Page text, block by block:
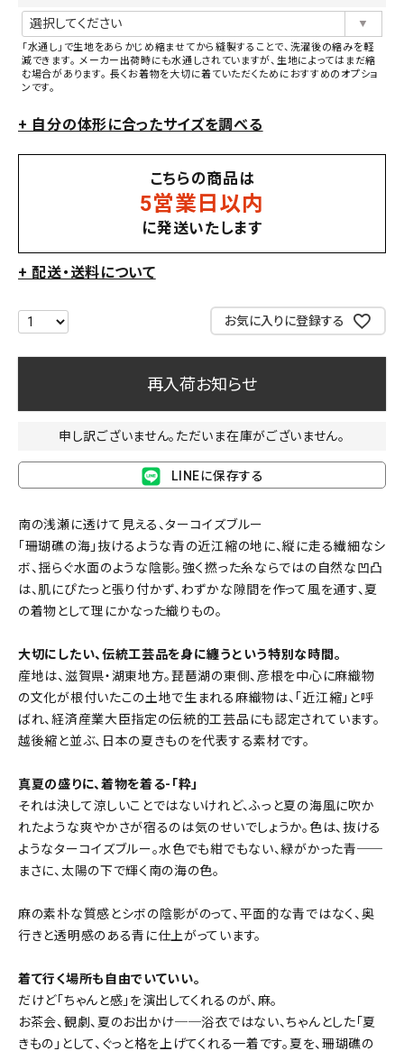
須)
「水通し」で生地をあらかじめ縮ませてから縫製することで、洗濯後の縮みを軽
減できます。 メーカー出荷時にも水通しされていますが、生地によってはまだ縮
む場合があります。 長くお着物を大切に着ていただくためにおすすめのオプショ
ンです。
+ 自分の体形に合ったサイズを調べる
こちらの商品は
5営業日以内
に発送いたします
+ 配送・送料について
お気に入りに登録する
再入荷お知らせ
申し訳ございません。ただいま在庫がございません。
LINEに保存する
南の浅瀬に透けて見える、ターコイズブルー
「珊瑚礁の海」抜けるような青の近江縮の地に、縦に走る繊細なシ
ボ、揺らぐ水面のような陰影。強く撚った糸ならではの自然な凹凸
は、肌にぴたっと張り付かず、わずかな隙間を作って風を通す、夏
の着物として理にかなった織りもの。
大切にしたい、伝統工芸品を身に纏うという特別な時間。
産地は、滋賀県・湖東地方。琵琶湖の東側、彦根を中心に麻織物
の文化が根付いたこの土地で生まれる麻織物は、「近江縮」と呼
ばれ、経済産業大臣指定の伝統的工芸品にも認定されています。
越後縮と並ぶ、日本の夏きものを代表する素材です。
真夏の盛りに、着物を着る-「粋」
それは決して涼しいことではないけれど、ふっと夏の海風に吹か
れたような爽やかさが宿るのは気のせいでしょうか。色は、抜ける
ようなターコイズブルー。水色でも紺でもない、緑がかった青──
まさに、太陽の下で輝く南の海の色。
麻の素朴な質感とシボの陰影がのって、平面的な青ではなく、奥
行きと透明感のある青に仕上がっています。
着て行く場所も自由でいていい。
だけど「ちゃんと感」を演出してくれるのが、麻。
お茶会、観劇、夏のお出かけ──浴衣ではない、ちゃんとした「夏
きもの」として、ぐっと格を上げてくれる一着です。夏を、珊瑚礁の